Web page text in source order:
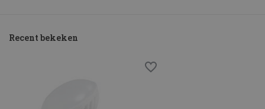
Recent bekeken